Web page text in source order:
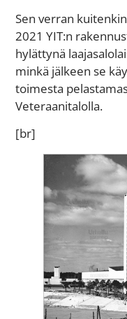
Sen verran
2021 YIT:n
hylättynä
minkä jälkeen se
toimesta
Veteraanitalolla.
[br]